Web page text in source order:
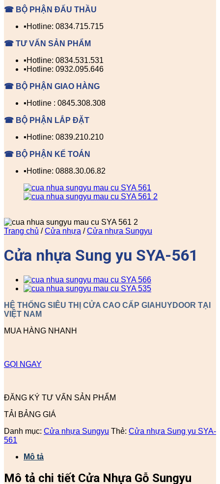
☎ BỘ PHẬN ĐẤU THẦU
▪️Hotline: 0834.715.715
☎ TƯ VẤN SẢN PHẨM
▪️Hotline: 0834.531.531
▪️Hotline: 0932.095.646
☎ BỘ PHẬN GIAO HÀNG
▪️Hotline : 0845.308.308
☎ BỘ PHẬN LẮP ĐẶT
▪️Hotline: 0839.210.210
☎ BỘ PHẬN KẾ TOÁN
▪️Hotline: 0888.30.06.82
Trang chủ / Cửa nhựa / Cửa nhựa Sungyu
Cửa nhựa Sung yu SYA-561
HỆ THỐNG SIÊU THỊ CỬA CAO CẤP GIAHUYDOOR TẠI
VIỆT NAM
MUA HÀNG NHANH
GỌI NGAY
ĐĂNG KÝ TƯ VẤN SẢN PHẨM
TẢI BẢNG GIÁ
Danh mục: Cửa nhựa Sungyu Thẻ: Cửa nhựa Sung yu SYA-
561
Mô tả
Mô tả chi tiết Cửa Nhựa Gỗ Sungyu